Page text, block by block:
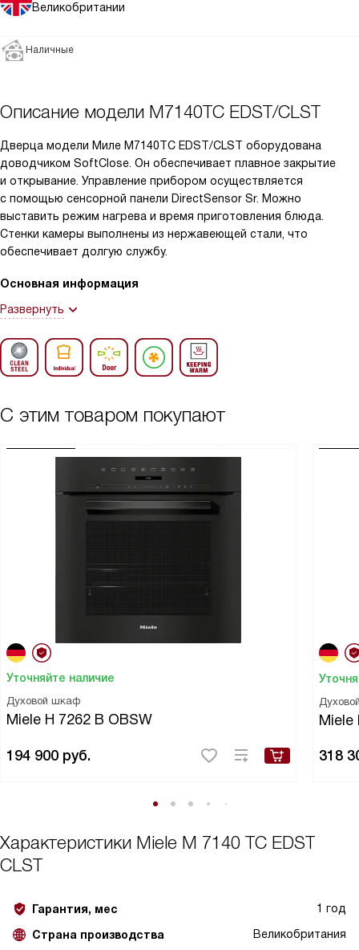
Великобритании
Наличные
Описание модели M7140TC EDST/CLST
Дверца модели Миле M7140TC EDST/CLST оборудована
доводчиком SoftClose. Он обеспечивает плавное закрытие
и открывание. Управление прибором осуществляется
с помощью сенсорной панели DirectSensor Sr. Можно
выставить режим нагрева и время приготовления блюда.
Стенки камеры выполнены из нержавеющей стали, что
обеспечивает долгую службу.
Основная информация
Развернуть
С этим товаром покупают
Уточняйте наличие
Духовой шкаф
Miele H 7262 B OBSW
194 900 руб.
Miele
318
Характеристики Miele M 7140 TC EDST
CLST
Гарантия, мес 1 год
Страна производства Великобритания